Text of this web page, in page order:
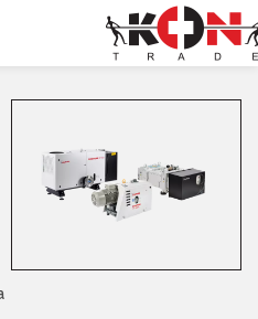
de vacuum (vid)